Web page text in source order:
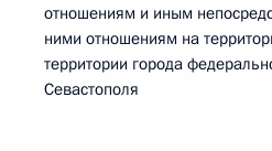
отношениям и иным
ними отношениям на
территории города
Севастополя